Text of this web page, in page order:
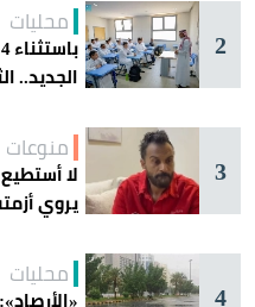
2
محليات
الجديد..
3
منوعات
لا
يروي
4
محليات